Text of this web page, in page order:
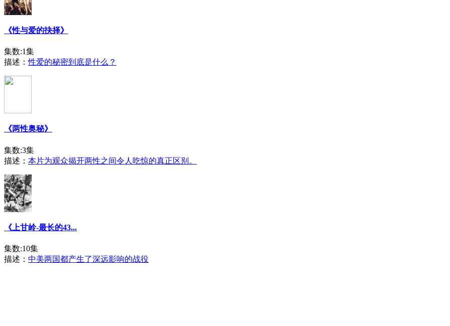
《性与爱的抉择》
集数:1集
描述：性爱的秘密到底是什么？
《两性奥秘》
集数:3集
描述： 本片为观众揭开两性之间令人吃惊的真正区别。
《上甘岭-最长的43...
集数:10集
描述： 中美两国都产生了深远影响的战役